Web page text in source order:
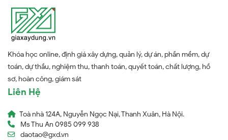
Khóa học online, định giá xây dựng, quản lý, dự án, phần mềm, dự
toán, dự thầu, nghiệm thu, thanh toán, quyết toán, chất lượng, hồ
sơ, hoàn công, giám sát
Liên Hệ
Toà nhà 124A, Nguyễn Ngọc Nại, Thanh Xuân, Hà Nội.
Ms Thu An 0985 099 938
daotao@gxd.vn